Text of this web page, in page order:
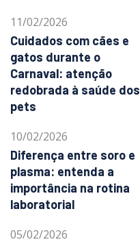
11/02/2026
Cuidados com cães e
gatos durante o
Carnaval: atenção
redobrada à saúde dos
pets
10/02/2026
Diferença entre soro e
plasma: entenda a
importância na rotina
laboratorial
05/02/2026